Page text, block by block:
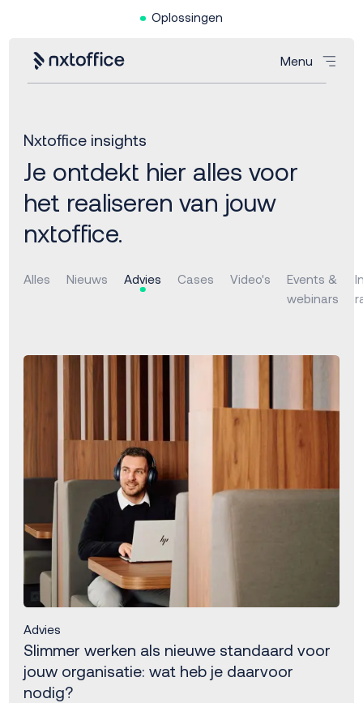
Oplossingen
Menu
Nxtoffice insights
Je ontdekt hier alles voor
het realiseren van jouw
nxtoffice.
Alles Nieuws Advies Cases Video's
Events &
webinars
Advies
Slimmer werken als nieuwe standaard voor
jouw organisatie: wat heb je daarvoor
nodig?